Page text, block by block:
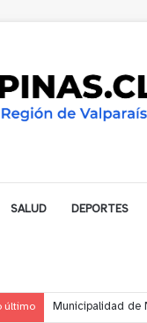
SALUD DEPORTES
último Municipalidad de